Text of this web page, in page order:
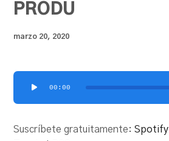
ReloAd
Irene y Ríchard
Contacto
PRODU
marzo 20, 2020
Reproductor
00:00
Suscríbete gratuitamente:Spotify